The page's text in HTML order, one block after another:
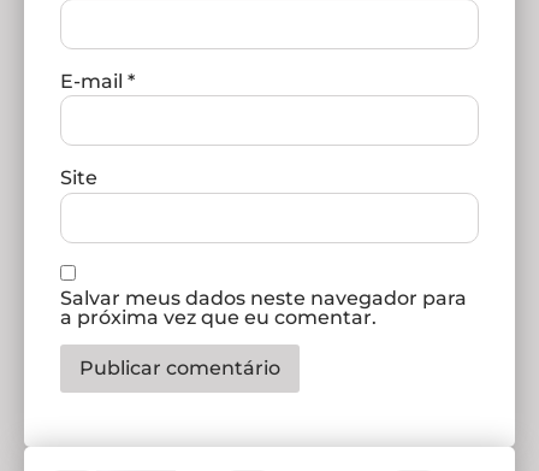
E-mail *
Site
Salvar meus dados neste navegador para
a próxima vez que eu comentar.